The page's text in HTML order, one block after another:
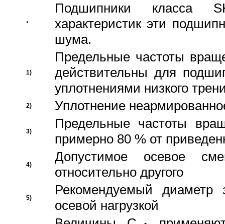
*
Подшипники класса
характеристик эти
шума.
1)
Предельные частоты
действительны для
уплотнениями низкого
2) Уплотнение
3)
Предельные частоты
примерно 80 % от
4)
Допустимое осевое
относительно другого
5)
Рекомендуемый диаметр
осевой нагрузкой